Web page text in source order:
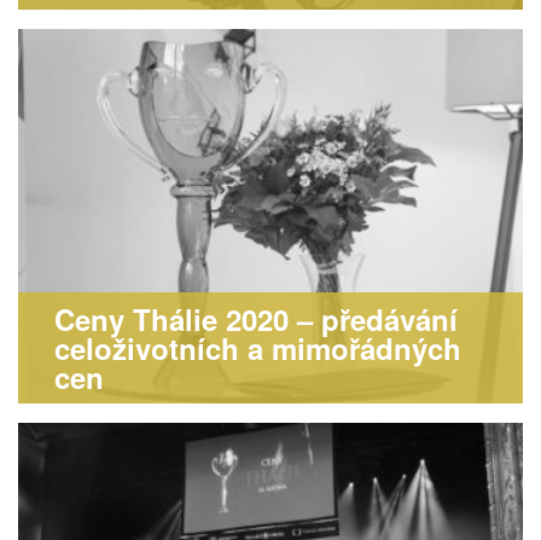
Ceny Thálie 2020 – předávání
celoživotních a mimořádných
cen